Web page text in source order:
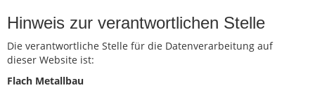
Hinweis zur verantwortlichen Stelle
Die verantwortliche Stelle für die Datenverarbeitung auf
dieser Website ist:
Flach Metallbau